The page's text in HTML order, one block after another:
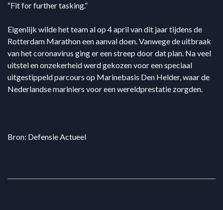
“Fit for further tasking.”
Eigenlijk wilde het team al op 4 april van dit jaar tijdens de
Rotterdam Marathon een aanval doen. Vanwege de uitbraak
van het coronavirus ging er een streep door dat plan. Na veel
uitstel en onzekerheid werd gekozen voor een speciaal
uitgestippeld parcours op Marinebasis Den Helder, waar de
Nederlandse mariniers voor een wereldprestatie zorgden.
Bron: Defensie Actueel